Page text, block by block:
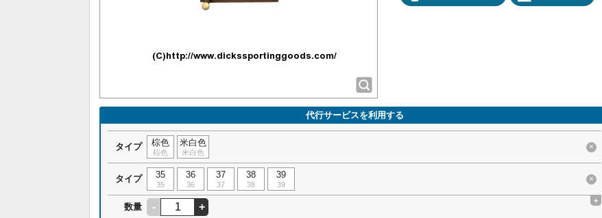
代行サービスを利用する
タイプ 棕色
棕色
米白色
米白色
×
タイプ 35
35
36
36
37
37
38
38
39
39
×
数量 - +
+